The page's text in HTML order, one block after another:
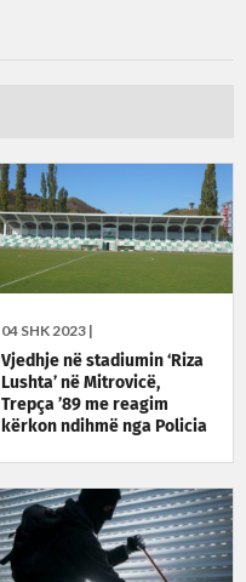
04 SHK 2023 |
Vjedhje në stadiumin ‘Riza
Lushta’ në Mitrovicë,
Trepça ’89 me reagim
kërkon ndihmë nga Policia